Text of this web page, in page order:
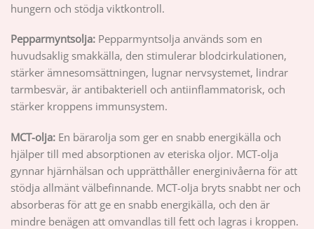
hungern och stödja viktkontroll.
Pepparmyntsolja: Pepparmyntsolja används som en
huvudsaklig smakkälla, den stimulerar blodcirkulationen,
stärker ämnesomsättningen, lugnar nervsystemet, lindrar
tarmbesvär, är antibakteriell och antiinflammatorisk, och
stärker kroppens immunsystem.
MCT-olja: En bärarolja som ger en snabb energikälla och
hjälper till med absorptionen av eteriska oljor. MCT-olja
gynnar hjärnhälsan och upprätthåller energinivåerna för att
stödja allmänt välbefinnande. MCT-olja bryts snabbt ner och
absorberas för att ge en snabb energikälla, och den är
mindre benägen att omvandlas till fett och lagras i kroppen.